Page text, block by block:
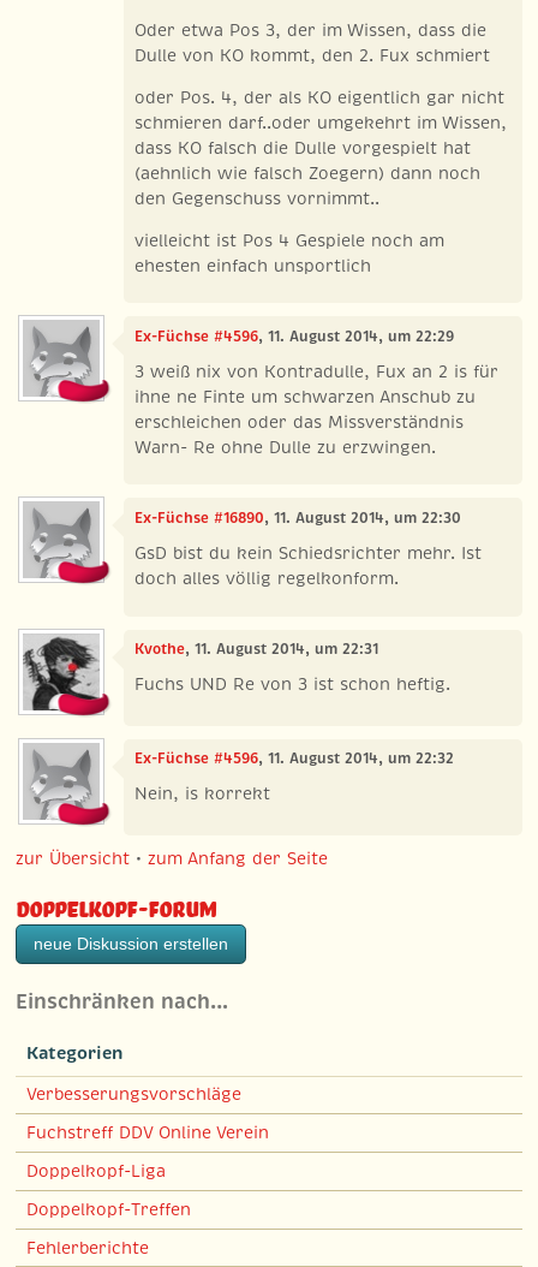
Oder etwa Pos 3, der im Wissen, dass die
Dulle von KO kommt, den 2. Fux schmiert
oder Pos. 4, der als KO eigentlich gar nicht
schmieren darf..oder umgekehrt im Wissen,
dass KO falsch die Dulle vorgespielt hat
(aehnlich wie falsch Zoegern) dann noch
den Gegenschuss vornimmt..
vielleicht ist Pos 4 Gespiele noch am
ehesten einfach unsportlich
Ex-Füchse #4596, 11. August 2014, um 22:29
3 weiß nix von Kontradulle, Fux an 2 is für
ihne ne Finte um schwarzen Anschub zu
erschleichen oder das Missverständnis
Warn- Re ohne Dulle zu erzwingen.
Ex-Füchse #16890, 11. August 2014, um 22:30
GsD bist du kein Schiedsrichter mehr. Ist
doch alles völlig regelkonform.
Kvothe, 11. August 2014, um 22:31
Fuchs UND Re von 3 ist schon heftig.
Ex-Füchse #4596, 11. August 2014, um 22:32
Nein, is korrekt
zur Übersicht •zum Anfang der Seite
Doppelkopf-Forum
neue Diskussion erstellen
Einschränken nach…
Kategorien
Verbesserungsvorschläge
Fuchstreff DDV Online Verein
Doppelkopf-Liga
Doppelkopf-Treffen
Fehlerberichte